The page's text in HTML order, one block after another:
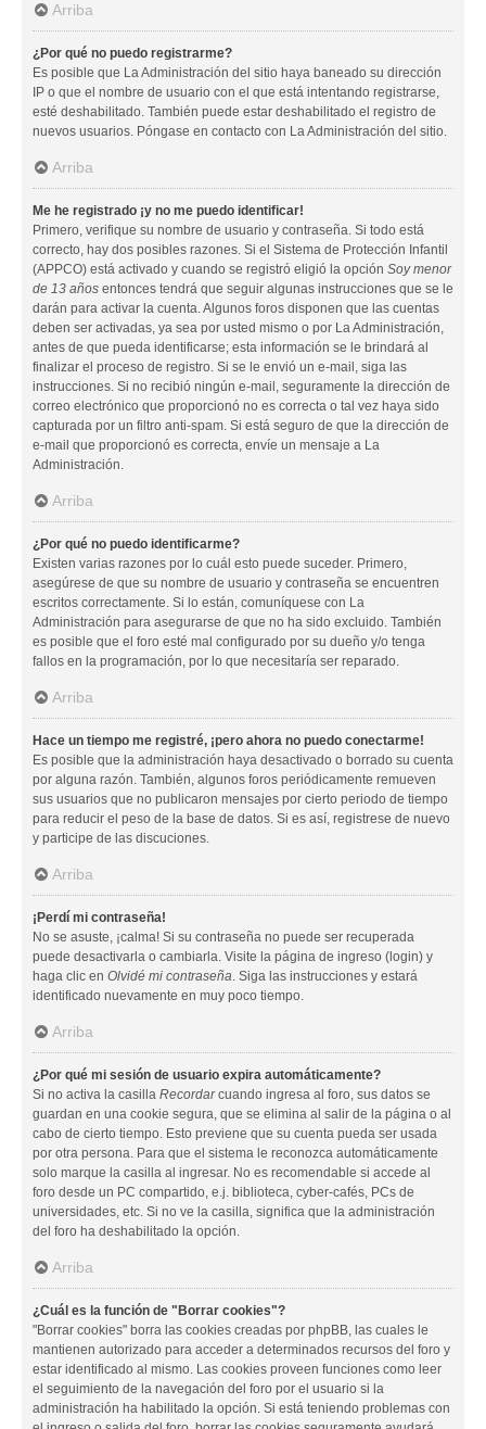
Arriba
¿Por qué no puedo registrarme?
Es posible que La Administración del sitio haya baneado su dirección
IP o que el nombre de usuario con el que está intentando registrarse,
esté deshabilitado. También puede estar deshabilitado el registro de
nuevos usuarios. Póngase en contacto con La Administración del sitio.
Arriba
Me he registrado ¡y no me puedo identificar!
Primero, verifique su nombre de usuario y contraseña. Si todo está
correcto, hay dos posibles razones. Si el Sistema de Protección Infantil
(APPCO) está activado y cuando se registró eligió la opción Soy menor
de 13 años entonces tendrá que seguir algunas instrucciones que se le
darán para activar la cuenta. Algunos foros disponen que las cuentas
deben ser activadas, ya sea por usted mismo o por La Administración,
antes de que pueda identificarse; esta información se le brindará al
finalizar el proceso de registro. Si se le envió un e-mail, siga las
instrucciones. Si no recibió ningún e-mail, seguramente la dirección de
correo electrónico que proporcionó no es correcta o tal vez haya sido
capturada por un filtro anti-spam. Si está seguro de que la dirección de
e-mail que proporcionó es correcta, envíe un mensaje a La
Administración.
Arriba
¿Por qué no puedo identificarme?
Existen varias razones por lo cuál esto puede suceder. Primero,
asegúrese de que su nombre de usuario y contraseña se encuentren
escritos correctamente. Si lo están, comuníquese con La
Administración para asegurarse de que no ha sido excluido. También
es posible que el foro esté mal configurado por su dueño y/o tenga
fallos en la programación, por lo que necesitaría ser reparado.
Arriba
Hace un tiempo me registré, ¡pero ahora no puedo conectarme!
Es posible que la administración haya desactivado o borrado su cuenta
por alguna razón. También, algunos foros periódicamente remueven
sus usuarios que no publicaron mensajes por cierto periodo de tiempo
para reducir el peso de la base de datos. Si es así, registrese de nuevo
y participe de las discuciones.
Arriba
¡Perdí mi contraseña!
No se asuste, ¡calma! Si su contraseña no puede ser recuperada
puede desactivarla o cambiarla. Visite la página de ingreso (login) y
haga clic en Olvidé mi contraseña. Siga las instrucciones y estará
identificado nuevamente en muy poco tiempo.
Arriba
¿Por qué mi sesión de usuario expira automáticamente?
Si no activa la casilla Recordarcuando ingresa al foro, sus datos se
guardan en una cookie segura, que se elimina al salir de la página o al
cabo de cierto tiempo. Esto previene que su cuenta pueda ser usada
por otra persona. Para que el sistema le reconozca automáticamente
solo marque la casilla al ingresar. No es recomendable si accede al
foro desde un PC compartido, e.j. biblioteca, cyber-cafés, PCs de
universidades, etc. Si no ve la casilla, significa que la administración
del foro ha deshabilitado la opción.
Arriba
¿Cuál es la función de "Borrar cookies"?
"Borrar cookies" borra las cookies creadas por phpBB, las cuales le
mantienen autorizado para acceder a determinados recursos del foro y
estar identificado al mismo. Las cookies proveen funciones como leer
el seguimiento de la navegación del foro por el usuario si la
administración ha habilitado la opción. Si está teniendo problemas con